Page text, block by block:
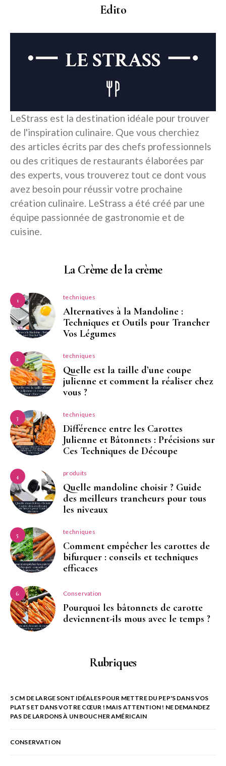
Edito
LeStrass est la destination idéale pour trouver
de l'inspiration culinaire. Que vous cherchiez
des articles écrits par des chefs professionnels
ou des critiques de restaurants élaborées par
des experts, vous trouverez tout ce dont vous
avez besoin pour réussir votre prochaine
création culinaire. LeStrass a été créé par une
équipe passionnée de gastronomie et de
cuisine.
La Crème de la crème
1 techniques
Alternatives à la Mandoline :
Techniques et Outils pour Trancher
Vos Légumes
2 techniques
Quelle est la taille d’une coupe
julienne et comment la réaliser chez
vous ?
3 techniques
Différence entre les Carottes
Julienne et Bâtonnets : Précisions sur
Ces Techniques de Découpe
4 produits
Quelle mandoline choisir ? Guide
des meilleurs trancheurs pour tous
les niveaux
5 techniques
Comment empêcher les carottes de
bifurquer : conseils et techniques
efficaces
6 Conservation
Pourquoi les bâtonnets de carotte
deviennent-ils mous avec le temps ?
Rubriques
5 CM DE LARGE SONT IDÉALES POUR METTRE DU PEP'S DANS VOS
PLATS ET DANS VOTRE CŒUR ! MAIS ATTENTION ! NE DEMANDEZ
PAS DE LARDONS À UN BOUCHER AMÉRICAIN
CONSERVATION